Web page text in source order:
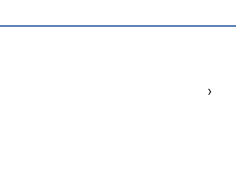
❯